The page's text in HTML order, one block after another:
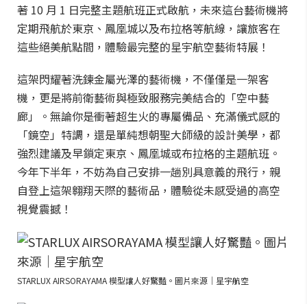
著 10 月 1 日完整主題航班正式啟航，未來這台藝術機將
定期飛航於東京、鳳凰城以及布拉格等航線，讓旅客在
這些絕美航點間，體驗最完整的星宇航空藝術特展！
這架閃耀著洗鍊金屬光澤的藝術機，不僅僅是一架客
機，更是將前衛藝術與極致服務完美結合的「空中藝
廊」。無論你是衝著超生火的專屬備品、充滿儀式感的
「鏡空」特調，還是單純想朝聖大師級的設計美學，都
強烈建議及早鎖定東京、鳳凰城或布拉格的主題航班。
今年下半年，不妨為自己安排一趟別具意義的飛行，親
自登上這架翱翔天際的藝術品，體驗從未感受過的高空
視覺震撼！
STARLUX AIRSORAYAMA 模型讓人好驚豔。圖片來源｜星宇航空